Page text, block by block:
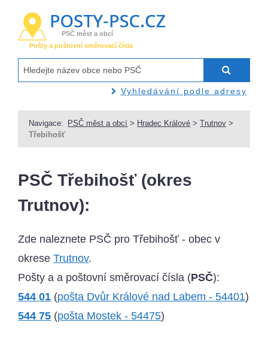
PSČ měst a obcí
Pošty a poštovní směrovací čísla
Vyhledávání podle adresy
Navigace: PSČ měst a obcí > Hradec Králové >Trutnov >
Třebihošť
PSČ Třebihošť (okres
Trutnov):
Zde naleznete PSČ pro Třebihošť - obec v
okreseTrutnov.
Pošty a a poštovní směrovací čísla (PSČ):
544 01 (pošta Dvůr Králové nad Labem - 54401)
544 75 (pošta Mostek - 54475)